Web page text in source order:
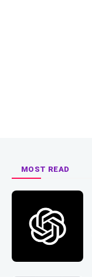
MOST READ